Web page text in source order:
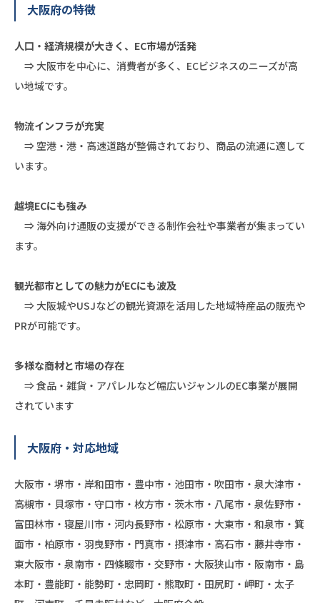
大阪府の特徴
人口・経済規模が大きく、EC市場が活発
⇒ 大阪市を中心に、消費者が多く、ECビジネスのニーズが高
い地域です。
物流インフラが充実
⇒ 空港・港・高速道路が整備されており、商品の流通に適して
います。
越境ECにも強み
⇒ 海外向け通販の支援ができる制作会社や事業者が集まってい
ます。
観光都市としての魅力がECにも波及
⇒ 大阪城やUSJなどの観光資源を活用した地域特産品の販売や
PRが可能です。
多様な商材と市場の存在
⇒ 食品・雑貨・アパレルなど幅広いジャンルのEC事業が展開
されています
大阪府・対応地域
大阪市・堺市・岸和田市・豊中市・池田市・吹田市・泉大津市・
高槻市・貝塚市・守口市・枚方市・茨木市・八尾市・泉佐野市・
富田林市・寝屋川市・河内長野市・松原市・大東市・和泉市・箕
面市・柏原市・羽曳野市・門真市・摂津市・高石市・藤井寺市・
東大阪市・泉南市・四條畷市・交野市・大阪狭山市・阪南市・島
本町・豊能町・能勢町・忠岡町・熊取町・田尻町・岬町・太子